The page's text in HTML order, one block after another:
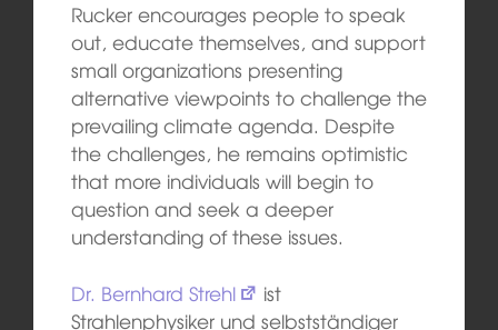
Rucker encourages people to speak
out, educate themselves, and support
small organizations presenting
alternative viewpoints to challenge the
prevailing climate agenda. Despite
the challenges, he remains optimistic
that more individuals will begin to
question and seek a deeper
understanding of these issues.
Dr. Bernhard Strehl
ist
Strahlenphysiker und selbstständiger